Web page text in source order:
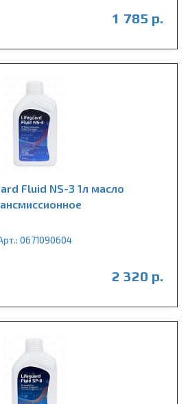
1 785 р.
Fluid NS-3 1л масло
0671090604
2 320 р.